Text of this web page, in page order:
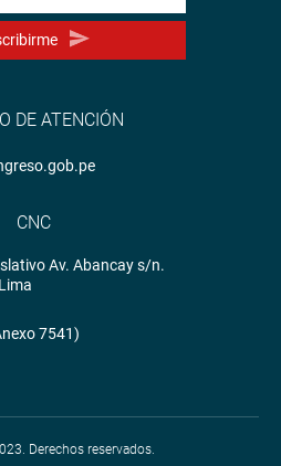
DE ATENCIÓN
CNC
Av. Abancay s/n.
7541)
Derechos reservados.